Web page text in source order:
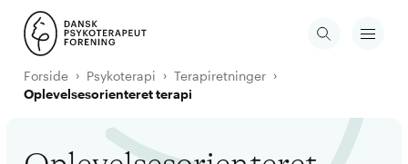
Forside Psykoterapi
Terapiretninger
Oplevelsesorienteret terapi